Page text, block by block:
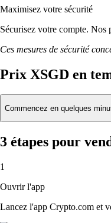
Maximisez votre sécurité
Sécurisez votre compte.
Ces mesures de sécurité
Prix XSGD en
Commencez en quelques
3 étapes pour
1
Ouvrir l'app
Lancez l'app Crypto.com et